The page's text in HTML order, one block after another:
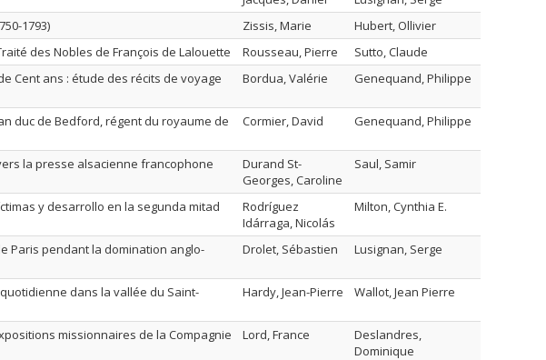
1793) Zissis, Marie
Hubert, Ollivier
des Nobles de François de Lalouette Rousseau, Pierre
Sutto, Claude
Cent ans : étude des récits de voyage
Bordua, Valérie Genequand, Philippe
duc de Bedford, régent du royaume de
Cormier, David Genequand, Philippe
la presse alsacienne francophone
Durand St-
Georges, Caroline
Saul, Samir
y desarrollo en la segunda mitad
Rodríguez
Idárraga, Nicolás
Milton, Cynthia E.
Paris pendant la domination anglo-
Drolet, Sébastien Lusignan, Serge
dans la vallée du Saint-
Hardy, Jean-Pierre Wallot, Jean Pierre
missionnaires de la Compagnie
Lord, France
Deslandres,
Dominique